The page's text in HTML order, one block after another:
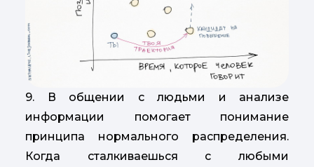
9. В общении с людьми и анализе
информации помогает понимание
принципа нормального распределения.
Когда сталкиваешься с любыми